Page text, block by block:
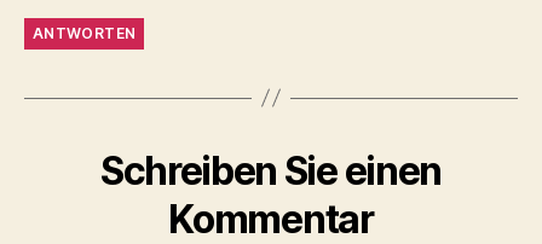
ANTWORTEN
Schreiben Sie einen
Kommentar